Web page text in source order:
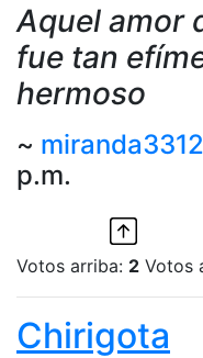
Aquel amor
fue tan
hermoso
~ miranda3312
p.m.
Votos arriba: 2 Votos
Chirigota